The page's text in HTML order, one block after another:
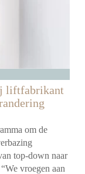
liftfabrikant
om de
top-down naar
vroegen aan